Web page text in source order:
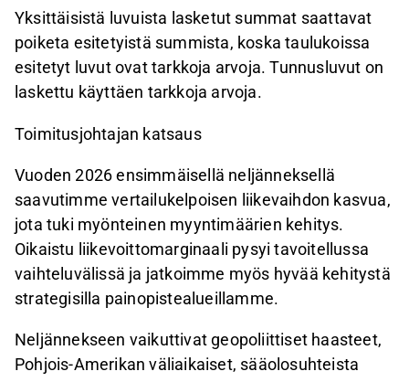
Yksittäisistä luvuista lasketut summat saattavat
poiketa esitetyistä summista, koska taulukoissa
esitetyt luvut ovat tarkkoja arvoja. Tunnusluvut on
laskettu käyttäen tarkkoja arvoja.
Toimitusjohtajan katsaus
Vuoden 2026 ensimmäisellä neljänneksellä
saavutimme vertailukelpoisen liikevaihdon kasvua,
jota tuki myönteinen myyntimäärien kehitys.
Oikaistu liikevoittomarginaali pysyi tavoitellussa
vaihteluvälissä ja jatkoimme myös hyvää kehitystä
strategisilla painopistealueillamme.
Neljännekseen vaikuttivat geopoliittiset haasteet,
Pohjois-Amerikan väliaikaiset, sääolosuhteista